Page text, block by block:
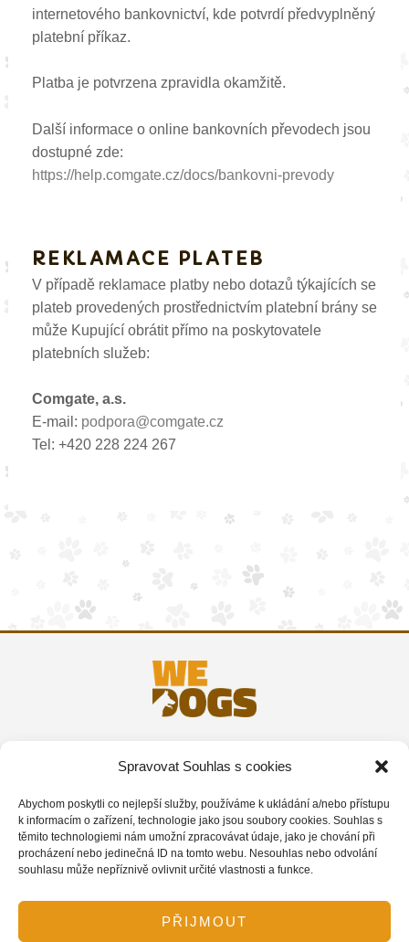
Spravovat Souhlas s cookies
Abychom poskytli co nejlepší služby, používáme k ukládání a/nebo přístupu
k informacím o zařízení, technologie jako jsou soubory cookies. Souhlas s
těmito technologiemi nám umožní zpracovávat údaje, jako je chování při
procházení nebo jedinečná ID na tomto webu. Nesouhlas nebo odvolání
souhlasu může nepříznivě ovlivnit určité vlastnosti a funkce.
PŘIJMOUT
internetového bankovnictví, kde potvrdí předvyplněný
platební příkaz.
Platba je potvrzena zpravidla okamžitě.
Další informace o online bankovních převodech jsou
dostupné zde:
https://help.comgate.cz/docs/bankovni-prevody
REKLAMACE PLATEB
V případě reklamace platby nebo dotazů týkajících se
plateb provedených prostřednictvím platební brány se
může Kupující obrátit přímo na poskytovatele
platebních služeb:
Comgate, a.s.
E-mail: podpora@comgate.cz
Tel: +420 228 224 267
Zpracování osobních údajů
Doprava a platba
Zásady Cookies